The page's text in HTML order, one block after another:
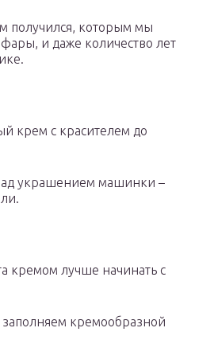
получился, которым мы
и даже количество лет
крем с красителем до
украшением машинки –
кремом лучше начинать с
кремообразной